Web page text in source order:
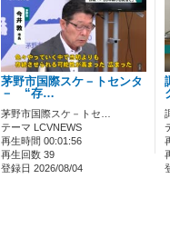
茅野市国際スケ－トセンタ
－ “存…
茅野市国際スケ－トセ…
テーマ LCVNEWS
再生時間 00:01:56
再生回数 39
登録日 2026/08/04